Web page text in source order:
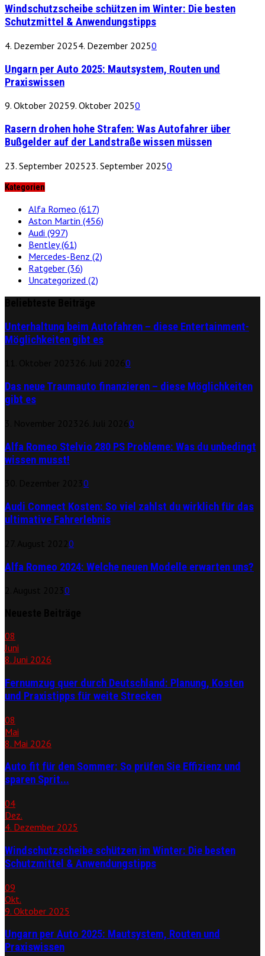
Windschutzscheibe schützen im Winter: Die besten
Schutzmittel & Anwendungstipps
4. Dezember 20254. Dezember 20250
Ungarn per Auto 2025: Mautsystem, Routen und
Praxiswissen
9. Oktober 20259. Oktober 20250
Rasern drohen hohe Strafen: Was Autofahrer über
Bußgelder auf der Landstraße wissen müssen
23. September 202523. September 20250
Kategorien
Alfa Romeo (617)
Aston Martin (456)
Audi (997)
Bentley(61)
Mercedes-Benz (2)
Ratgeber (36)
Uncategorized (2)
Unterhaltung beim Autofahren – diese Entertainment-
Möglichkeiten gibt es
0
Das neue Traumauto finanzieren – diese Möglichkeiten
gibt es
0
Alfa Romeo Stelvio 280 PS Probleme: Was du unbedingt
wissen musst!
0
Audi Connect Kosten: So viel zahlst du wirklich für das
ultimative Fahrerlebnis
0
Alfa Romeo 2024: Welche neuen Modelle erwarten uns?
0
08
Juni
8. Juni 2026
Fernumzug quer durch Deutschland: Planung, Kosten
und Praxistipps für weite Strecken
08
Mai
8. Mai 2026
Auto fit für den Sommer: So prüfen Sie Effizienz und
sparen Sprit...
04
Dez.
4. Dezember 2025
Windschutzscheibe schützen im Winter: Die besten
Schutzmittel & Anwendungstipps
09
Okt.
9. Oktober 2025
Ungarn per Auto 2025: Mautsystem, Routen und
Praxiswissen